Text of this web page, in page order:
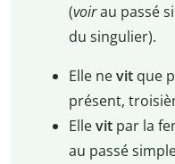
(voirau passé
du singulier).
Elle nevit que
présent,
Ellevit par la
au passé